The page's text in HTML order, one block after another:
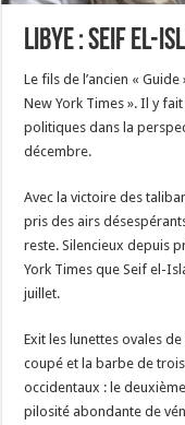
Libye : Seif el-
Le fils de l’ancien «
New York Times ». Il y
politiques dans la
décembre.
Avec la victoire des
pris des airs
reste. Silencieux depuis
York Times que Seif el-
juillet.
Exit les lunettes ovales
coupé et la barbe de
occidentaux : le
pilosité abondante de